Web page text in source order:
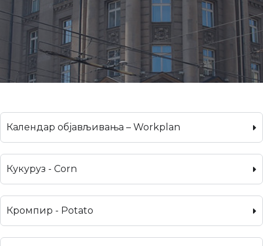
Календар објављивања – Workplan
Кукуруз - Corn
Кромпир - Potato